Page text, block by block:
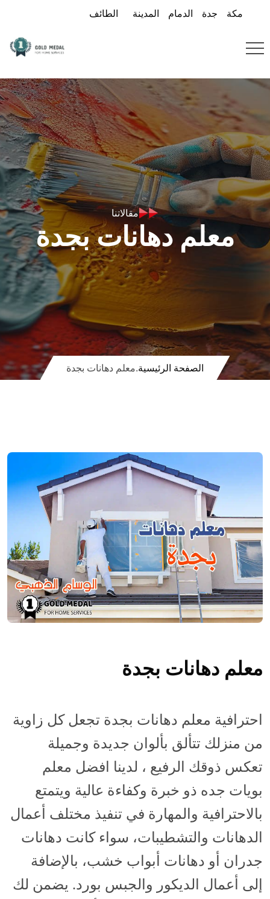
مكة جدة الدمام المدينة الطائف
مقالاتنا
معلم دهانات بجدة
الصفحة الرئيسية.معلم دهانات بجدة
معلم دهانات بجدة
احترافية معلم دهانات بجدة تجعل كل زاوية
من منزلك تتألق بألوان جديدة وجميلة
تعكس ذوقك الرفيع ، لدينا افضل معلم
بويات جده ذو خبرة وكفاءة عالية ويتمتع
بالاحترافية والمهارة في تنفيذ مختلف أعمال
الدهانات والتشطيبات، سواء كانت دهانات
جدران أو دهانات أبواب خشب، بالإضافة
إلى أعمال الديكور والجبس بورد. يضمن لك